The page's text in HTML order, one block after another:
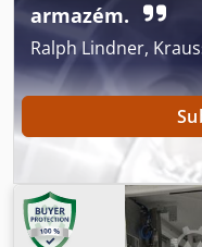
armazém.
Ralph Lindner,